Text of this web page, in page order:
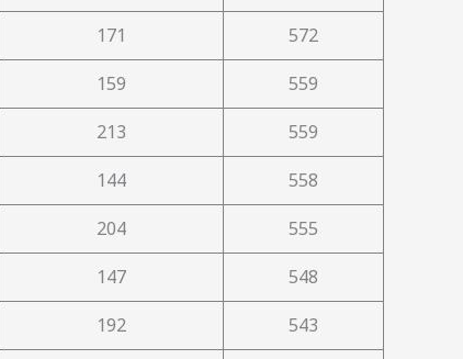
171
572
159
559
213
559
144
558
204
555
147
548
192
543